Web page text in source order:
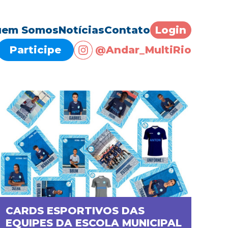
SomosNotíciasContato Login
Participe
@Andar_MultiRio
CARDS ESPORTIVOS DAS
EQUIPES DA ESCOLA MUNICIPAL